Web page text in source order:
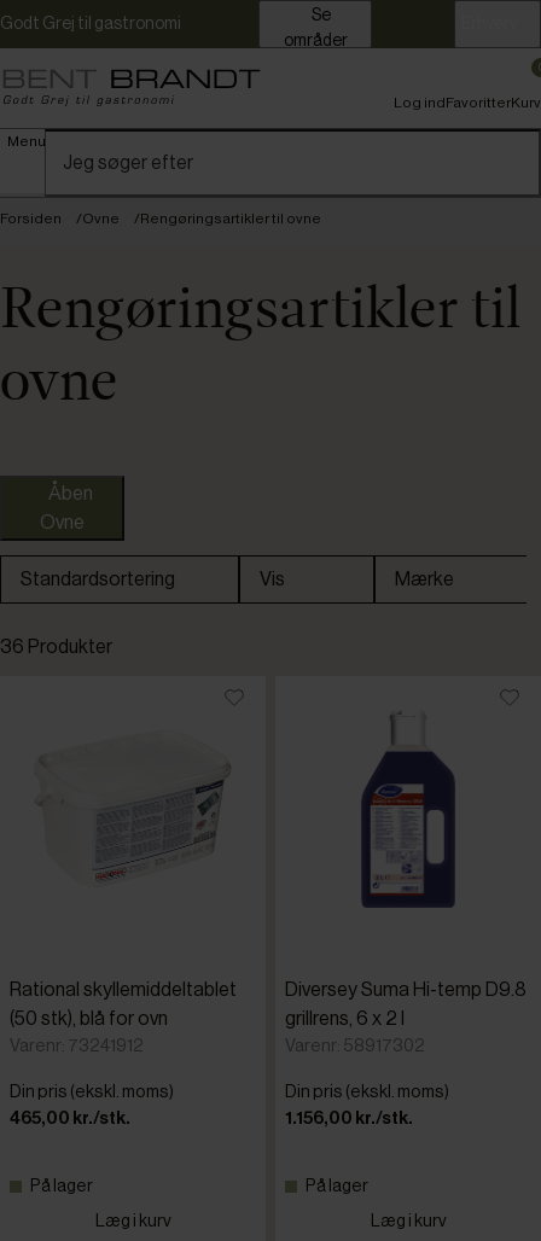
Godt Grej til gastronomi
områder
Menu
Log indFavoritterKurv
Forsiden Ovne Rengøringsartikler til ovne
Rengøringsartikler til
ovne
Ovne
Standardsortering
Standardsortering
Tilføjet for nylig
Varenr.
Vis Mærke
Fagor
36 Produkter
Rational skyllemiddeltablet
(50 stk), blå for ovn
Varenr: 73241912
Din pris (ekskl. moms)
465,00 kr./stk.
På lager
Læg i kurv
Diversey Suma Hi-temp D9.8
grillrens, 6 x 2 l
Varenr: 58917302
Din pris (ekskl. moms)
1.156,00 kr./stk.
På lager
Læg i kurv